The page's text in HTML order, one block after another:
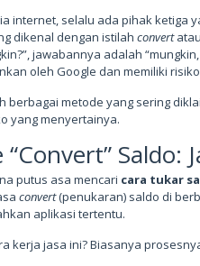
internet, selalu ada pihak ketiga
dikenal dengan istilah convertatau
jawabannya adalah
oleh Google dan memiliki
berbagai metode yang sering
yang menyertainya.
Saldo:
putus asa mencari cara tukar
convert(penukaran) saldo di
aplikasi tertentu.
kerja jasa ini? Biasanya